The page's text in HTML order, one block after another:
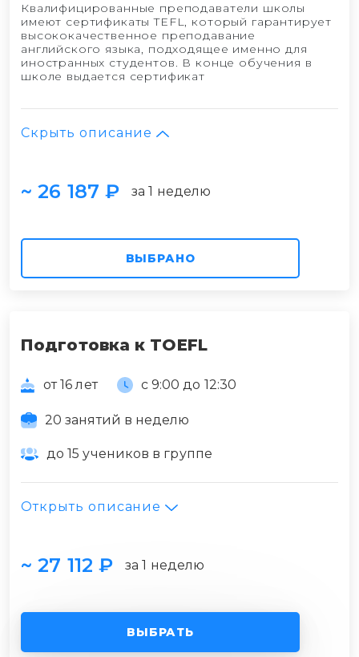
Квалифицированные преподаватели школы
имеют сертификаты TEFL, который гарантирует
высококачественное преподавание
английского языка, подходящее именно для
иностранных студентов. В конце обучения в
школе выдается сертификат
Скрыть описание
~ 26 187 ₽ за 1 неделю
ВЫБРАНО
Подготовка к TOEFL
от 16 лет с 9:00 до 12:30
20 занятий в неделю
до 15 учеников в группе
Открыть описание
~ 27 112 ₽ за 1 неделю
ВЫБРАТЬ